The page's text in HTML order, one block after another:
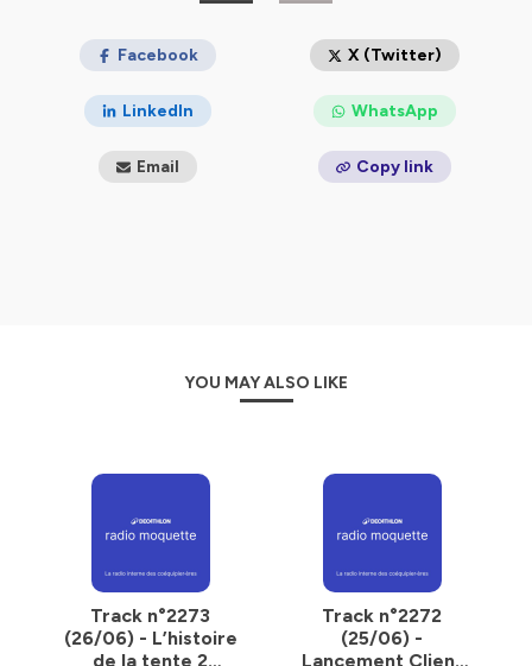
Facebook X (Twitter)
LinkedIn WhatsApp
Email Copy link
YOU MAY ALSO LIKE
Track n°2273
(26/06) - L’histoire
de la tente 2
Track n°2272
(25/06) -
Lancement Client